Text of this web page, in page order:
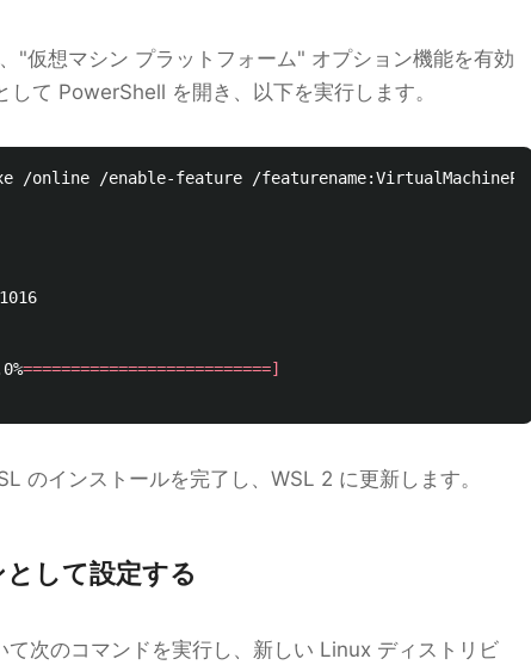
"仮想マシン プラットフォーム" オプション機能を有効
て PowerShell を開き、以下を実行します。
/online /enable-feature /
==========================]
のインストールを完了し、WSL 2 に更新します。
して設定する
次のコマンドを実行し、新しい Linux ディストリビ